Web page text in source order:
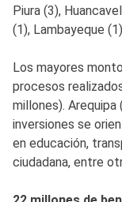
Piura (3),
(1), Lambayeque
Los mayores
procesos
millones). Arequipa
inversiones se
en educación,
ciudadana, entre